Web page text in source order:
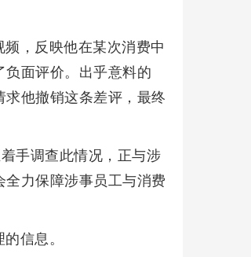
，反映他在某次消费中
面评价。出乎意料的
他撤销这条差评，最终
手调查此情况，正与涉
力保障涉事员工与消费
信息。